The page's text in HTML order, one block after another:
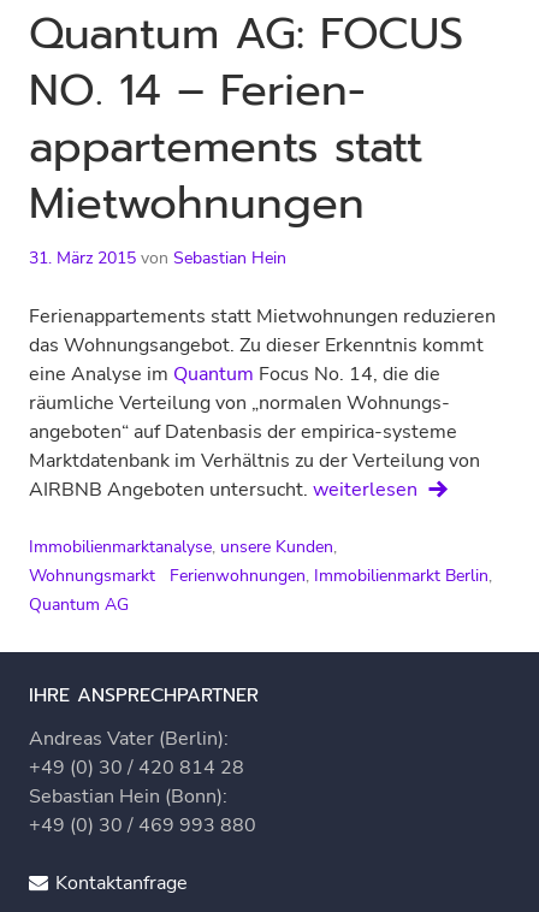
Quantum AG: FOCUS
NO. 14 – Ferien­
apparte­ments statt
Miet­wohnungen
31. März 2015 von Sebastian Hein
Ferienappartements statt Mietwohnungen reduzieren
das Wohnungsangebot. Zu dieser Erkenntnis kommt
eine Analyse im Quantum Focus No. 14, die die
räumliche Verteilung von „normalen Wohnungs­
angeboten“ auf Datenbasis der empirica-systeme
Marktdatenbank im Verhältnis zu der Verteilung von
AIRBNB Angeboten untersucht. Quantum
FOCUS
NO.
weiterlesen
Immobilienmarktanalyse, unsere Kunden,
Wohnungsmarkt
Ferienwohnungen, Immobilienmarkt Berlin,
Quantum AG
IHRE ANSPRECHPARTNER
Andreas Vater (Berlin):
+49 (0) 30 / 420 814 28
Sebastian Hein (Bonn):
+49 (0) 30 / 469 993 880
Kontaktanfrage